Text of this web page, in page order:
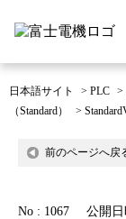
日本語サイト > PLC >
（Standard）
>
前のページへ戻
No : 1067 公開日